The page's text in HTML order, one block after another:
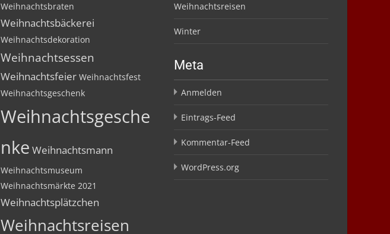
Weihnachtsbraten
Weihnachtsbäckerei
Weihnachtsdekoration
Weihnachtsessen
Weihnachtsfeier Weihnachtsfest
Weihnachtsgeschenk
Weihnachtsgesche
nke Weihnachtsmann
Weihnachtsmuseum
Weihnachtsmärkte 2021
Weihnachtsplätzchen
Weihnachtsreisen
Weihnachtsreisen
Winter
Meta
Anmelden
Eintrags-Feed
Kommentar-Feed
WordPress.org